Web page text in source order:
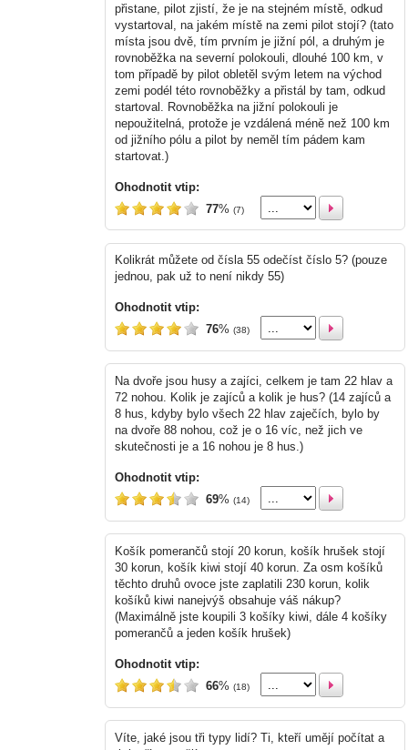
přistane, pilot zjistí, že je na stejném místě, odkud
vystartoval, na jakém místě na zemi pilot stojí? (tato
místa jsou dvě, tím prvním je jižní pól, a druhým je
rovnoběžka na severní polokouli, dlouhé 100 km, v
tom případě by pilot obletěl svým letem na východ
zemi podél této rovnoběžky a přistál by tam, odkud
startoval. Rovnoběžka na jižní polokouli je
nepoužitelná, protože je vzdálená méně než 100 km
od jižního pólu a pilot by neměl tím pádem kam
startovat.)
Ohodnotit vtip:
77% (7)
Kolikrát můžete od čísla 55 odečíst číslo 5? (pouze
jednou, pak už to není nikdy 55)
Ohodnotit vtip:
76% (38)
Na dvoře jsou husy a zajíci, celkem je tam 22 hlav a
72 nohou. Kolik je zajíců a kolik je hus? (14 zajíců a
8 hus, kdyby bylo všech 22 hlav zaječích, bylo by
na dvoře 88 nohou, což je o 16 víc, než jich ve
skutečnosti je a 16 nohou je 8 hus.)
Ohodnotit vtip:
69% (14)
Košík pomerančů stojí 20 korun, košík hrušek stojí
30 korun, košík kiwi stojí 40 korun. Za osm košíků
těchto druhů ovoce jste zaplatili 230 korun, kolik
košíků kiwi nanejvýš obsahuje váš nákup?
(Maximálně jste koupili 3 košíky kiwi, dále 4 košíky
pomerančů a jeden košík hrušek)
Ohodnotit vtip:
66% (18)
Víte, jaké jsou tři typy lidí? Ti, kteří umějí počítat a